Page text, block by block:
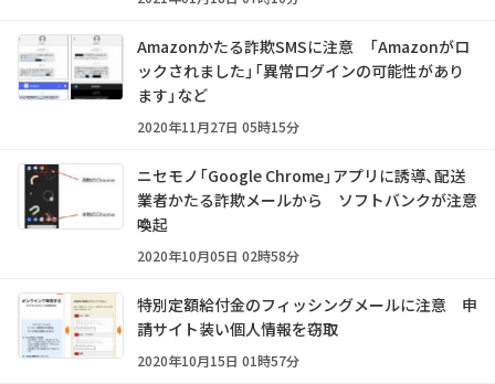
Amazonかたる詐欺SMSに注意 「Amazonがロ
ックされました」「異常ログインの可能性があり
ます」など
2020年11月27日 05時15分
ニセモノ「Google Chrome」アプリに誘導、配送
業者かたる詐欺メールから ソフトバンクが注意
喚起
2020年10月05日 02時58分
特別定額給付金のフィッシングメールに注意 申
請サイト装い個人情報を窃取
2020年10月15日 01時57分